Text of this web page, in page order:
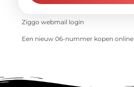
Ziggo webmail login
Een nieuw 06-nummer kopen online